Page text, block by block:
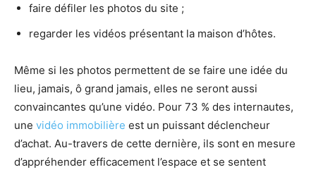
faire défiler les photos du site ;
regarder les vidéos présentant la maison d’hôtes.
Même si les photos permettent de se faire une idée du
lieu, jamais, ô grand jamais, elles ne seront aussi
convaincantes qu’une vidéo. Pour 73 % des internautes,
une vidéo immobilière est un puissant déclencheur
d’achat. Au-travers de cette dernière, ils sont en mesure
d’appréhender efficacement l’espace et se sentent